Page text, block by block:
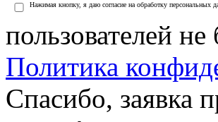
Нажимая кнопку, я даю согласие на обработку персональных
пользователей
Политика
Спасибо, заявка